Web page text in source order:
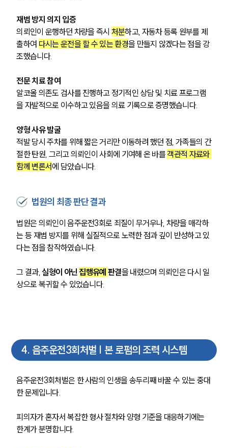
팀소개
대륜의 강점
통합검색
업무사례
주요 업무사례
사례분석/최신동향
법률정보
업무분야
음주교통사고대응부 업무
음주운전·교통사고전문변호사추천
재범 방지 의지 입증
의뢰인이 운행하던 차량을 즉시 처분하고, 자동차 등록 원부를 제
출하여 다시는 운전을 할 수 있는 환경을 만들지 않겠다는 점을 강
조했습니다.
전문 치료 참여
알코올 의존도 검사를 진행하고 정기적인 상담 및 치료 프로그램
을 자발적으로 이수하고 있음을 의료 기록으로 증명했습니다.
양형 사유 발굴
적발 당시 주차를 위해 짧은 거리만 이동하려 했던 점, 가족들의 간
절한 탄원, 그리고 의뢰인이 사회에 기여해 온 바를 객관적 자료와
함께 변론서에 담았습니다.
법원의 최종 판단 결과
법원은 의뢰인이 음주운전3회로 죄질이 무거우나, 차량을 매각하
는 등 재범 방지를 위해 실질적으로 노력한 점과 깊이 반성하고 있
다는 점을 참작하였습니다.
그 결과, 실형이 아닌 집행유예 판결을 내렸으며 의뢰인은 다시 일
상으로 복귀할 수 있었습니다.
4. 음주운전3회처벌 | 본 로펌의 조력 시스템
음주운전3회처벌은 한 사람의 인생을 송두리째 바꿀 수 있는 중대
한 문제입니다.
피의자가 혼자서 복잡한 형사 절차와 양형 기준을 대응하기에는
한계가 분명합니다.